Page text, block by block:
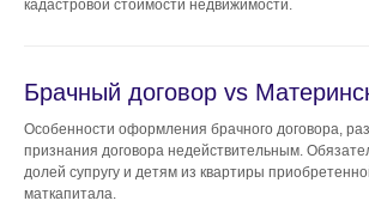
кадастровой стоимости недвижимости.
Брачный договор vs
Особенности оформления брачного договора,
признания договора недействительным.
долей супругу и детям из квартиры
маткапитала.